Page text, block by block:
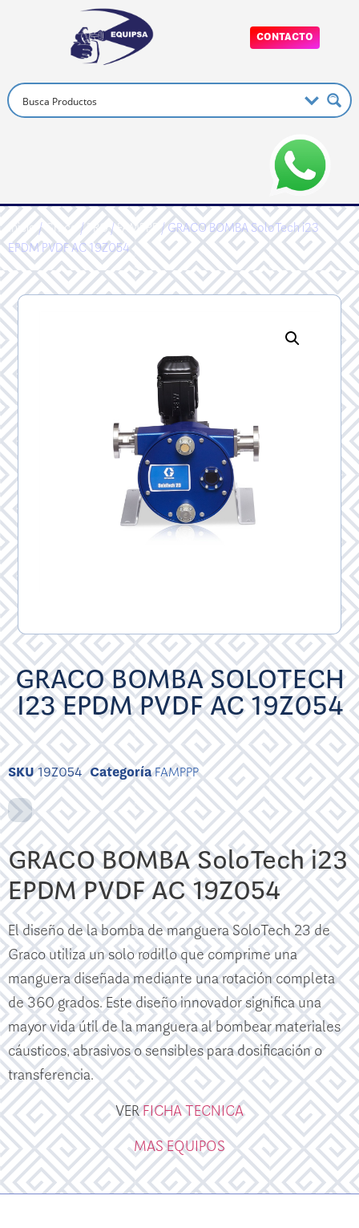
CONTACTO
Inicio/Graco/PRO/FAMPPP/ GRACO BOMBA SoloTech i23
EPDM PVDF AC 19Z054
GRACO BOMBA SOLOTECH
I23 EPDM PVDF AC 19Z054
SKU19Z054 CategoríaFAMPPP
GRACO BOMBA SoloTech i23
EPDM PVDF AC 19Z054
El diseño de la bomba de manguera SoloTech 23 de
Graco utiliza un solo rodillo que comprime una
manguera diseñada mediante una rotación completa
de 360 ​​grados. Este diseño innovador significa una
mayor vida útil de la manguera al bombear materiales
cáusticos, abrasivos o sensibles para dosificación o
transferencia.
VERFICHA TECNICA
MAS EQUIPOS